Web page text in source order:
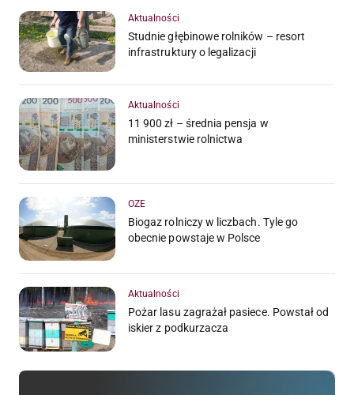
Aktualności
Studnie głębinowe rolników – resort
infrastruktury o legalizacji
Aktualności
11 900 zł – średnia pensja w
ministerstwie rolnictwa
OZE
Biogaz rolniczy w liczbach. Tyle go
obecnie powstaje w Polsce
Aktualności
Pożar lasu zagrażał pasiece. Powstał od
iskier z podkurzacza